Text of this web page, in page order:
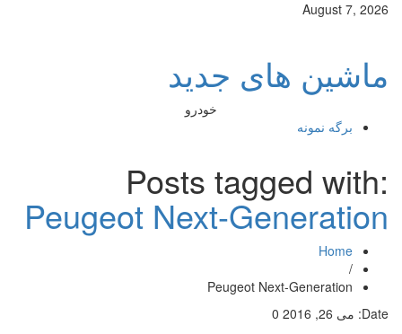
August 7, 2026
ماشین های جدید
خودرو
برگه نمونه
Posts tagged with:
Peugeot Next-Generation
Home
/
Peugeot Next-Generation
Date: می 26, 2016 0